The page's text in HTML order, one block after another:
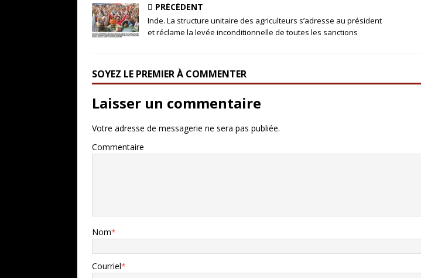
PRÉCÉDENT
Inde. La structure unitaire des agriculteurs s’adresse au président
et réclame la levée inconditionnelle de toutes les sanctions
SOYEZ LE PREMIER À COMMENTER
Laisser un commentaire
Votre adresse de messagerie ne sera pas publiée.
Commentaire
Nom*
Courriel*